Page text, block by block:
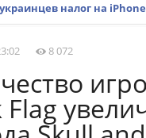
налог на iPhone
8 072
Flag